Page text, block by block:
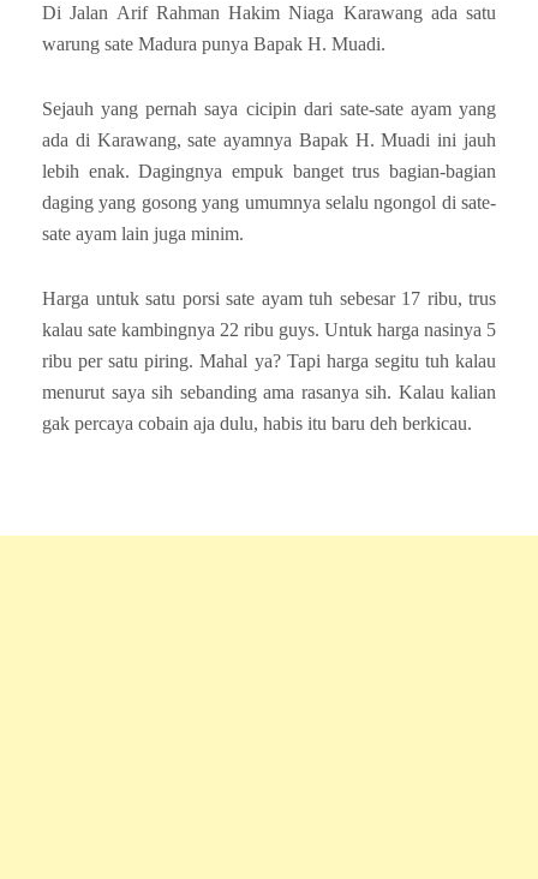
Di Jalan Arif Rahman Hakim Niaga Karawang ada satu
warung sate Madura punya Bapak H. Muadi.
Sejauh yang pernah saya cicipin dari sate-sate ayam yang
ada di Karawang, sate ayamnya Bapak H. Muadi ini jauh
lebih enak. Dagingnya empuk banget trus bagian-bagian
daging yang gosong yang umumnya selalu ngongol di sate-
sate ayam lain juga minim.
Harga untuk satu porsi sate ayam tuh sebesar 17 ribu, trus
kalau sate kambingnya 22 ribu guys. Untuk harga nasinya 5
ribu per satu piring. Mahal ya? Tapi harga segitu tuh kalau
menurut saya sih sebanding ama rasanya sih. Kalau kalian
gak percaya cobain aja dulu, habis itu baru deh berkicau.